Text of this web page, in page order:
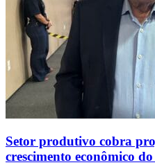
Setor produtivo cobra
crescimento econômico